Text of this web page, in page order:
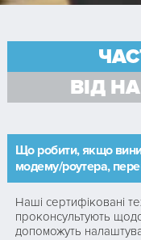
ВІД
Що робити, якщо
модему/роутера,
Наші сертифіковані
проконсультують
допоможуть